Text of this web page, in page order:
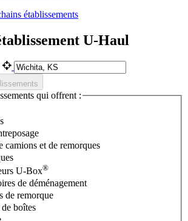
établissements
U-Haul
qui offrent :
camions et de remorques
U-Box®
de déménagement
de remorque
boîtes